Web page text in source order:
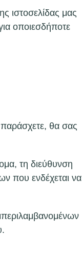
ιστοσελίδας μας
οποιεσδήποτε
παράσχετε, θα σας
τη διεύθυνση
που ενδέχεται να